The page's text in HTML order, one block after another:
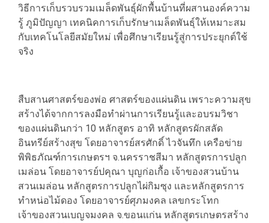
วิธีการเก็บรวบรวมเมล็ดพันธุ์ผักพื้นบ้านที่ผสานองค์ความ
รู้ ภูมิปัญญา เทคนิคการเก็บรักษาเมล็ดพันธุ์ให้เหมาะสม
กับเทคโนโลยีสมัยใหม่ เพื่อศึกษาเรียนรู้สู่การประยุกต์ใช้
จริง
สืบสานศาสตร์ของพ่อ ศาสตร์ของแผ่นดิน เพราะความสุข
สร้างได้จากการลงมือทำผ่านการเรียนรู้และอบรมวิชา
ของแผ่นดินกว่า 10 หลักสูตร อาทิ หลักสูตรผักสลัด
อินทรีย์สร้างสุข โดยอาจารย์สรศักดิ์ ไวจันทึก เครือข่าย
พิพิธภัณฑ์การเกษตรฯ จ.นครราชสีมา หลักสูตรการปลูก
เมล่อน โดยอาจารย์ปคุณา บุญก่อเกื้อ เจ้าของสวนบ้าน
สวนเมล่อน หลักสูตรการปลูกไผ่กิมซุง และหลักสูตรการ
ทำหน่อไม้ดอง โดยอาจารย์ศุภมงคล เลขกระโทก
เจ้าของสวนเบญจมงคล จ.ขอนแก่น หลักสูตรเกษตรสร้าง